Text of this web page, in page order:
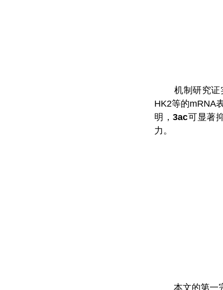
机制研究证
HK2等的mRNA
明，3ac可显著
力。
本文的第一